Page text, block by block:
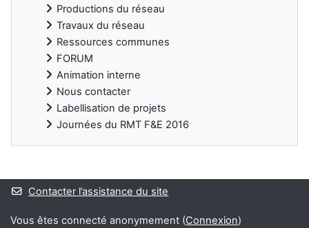
Productions du réseau
Travaux du réseau
Ressources communes
FORUM
Animation interne
Nous contacter
Labellisation de projets
Journées du RMT F&E 2016
Blocs
Contacter l’assistance du site
Vous êtes connecté anonymement (Connexion)